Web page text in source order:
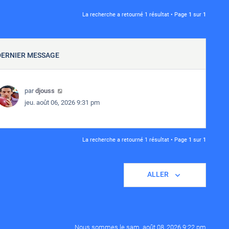
La recherche a retourné 1 résultat • Page 1 sur 1
MESSAGE
pardjouss
jeu. août 06, 2026 9:31 pm
La recherche a retourné 1 résultat • Page 1 sur 1
ALLER
Nous sommes le sam. août 08, 2026 9:22 pm